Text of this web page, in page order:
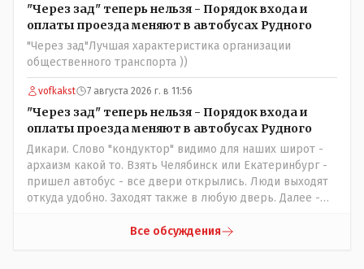
не начнет писать "как надо" определенному кругу лиц.
Редакторская политика, коллектив журналистов уже
ниче не значат. Прискорбно и иронично
"Через зад" теперь нельзя - Порядок входа и
оплаты проезда меняют в автобусах Рудного
"Через зад"Лучшая характеристика организации
общественного транспорта ))
vofkakst 7 августа 2026 г. в 11:56
"Через зад" теперь нельзя - Порядок входа и
оплаты проезда меняют в автобусах Рудного
Дикари. Слово "кондуктор" видимо для наших широт -
архаизм какой то. Взять Челябинск или Екатеринбург -
пришел автобус - все двери открылись. Люди выходят
откуда удобно. Заходят также в любую дверь. Далее -
либо кондуктор подойдет с терминалом. Водитель
Все обсуждения